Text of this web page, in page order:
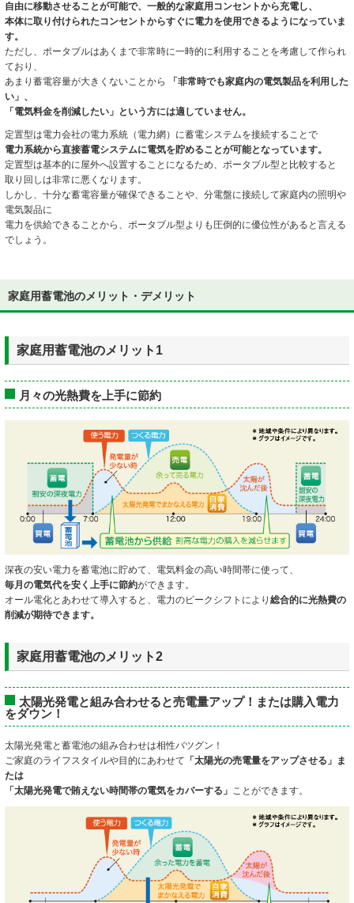
自由に移動させることが可能で、一般的な家庭用コンセントから充電し、
本体に取り付けられたコンセントからすぐに電力を使用できるようになっていま
す。
ただし、ポータブルはあくまで非常時に一時的に利用することを考慮して作られ
ており、
あまり蓄電容量が大きくないことから
「非常時でも家庭内の電気製品を利用した
い」、
「電気料金を削減したい」という方には適していません。
定置型は電力会社の電力系統（電力網）に蓄電システムを接続することで
電力系統から直接蓄電システムに電気を貯めることが可能となっています。
定置型は基本的に屋外へ設置することになるため、ポータブル型と比較すると
取り回しは非常に悪くなります。
しかし、十分な蓄電容量が確保できることや、分電盤に接続して家庭内の照明や
電気製品に
電力を供給できることから、ポータブル型よりも圧倒的に優位性があると言える
でしょう。
家庭用蓄電池のメリット・デメリット
家庭用蓄電池のメリット1
月々の光熱費を上手に節約
深夜の安い電力を蓄電池に貯めて、電気料金の高い時間帯に使って、
毎月の電気代を安く上手に節約ができます。
オール電化とあわせて導入すると、電力のピークシフトにより 総合的に光熱費の
削減が期待できます。
家庭用蓄電池のメリット2
太陽光発電と組み合わせると売電量アップ！または購入電力
をダウン！
太陽光発電と蓄電池の組み合わせは相性バツグン！
ご家庭のライフスタイルや目的にあわせて 「太陽光の売電量をアップさせる」ま
たは
「太陽光発電で賄えない時間帯の電気をカバーする」 ことができます。